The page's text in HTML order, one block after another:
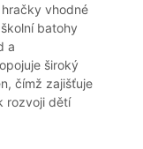
vhodné
batohy
a
široký
čímž zajišťuje
rozvoji dětí